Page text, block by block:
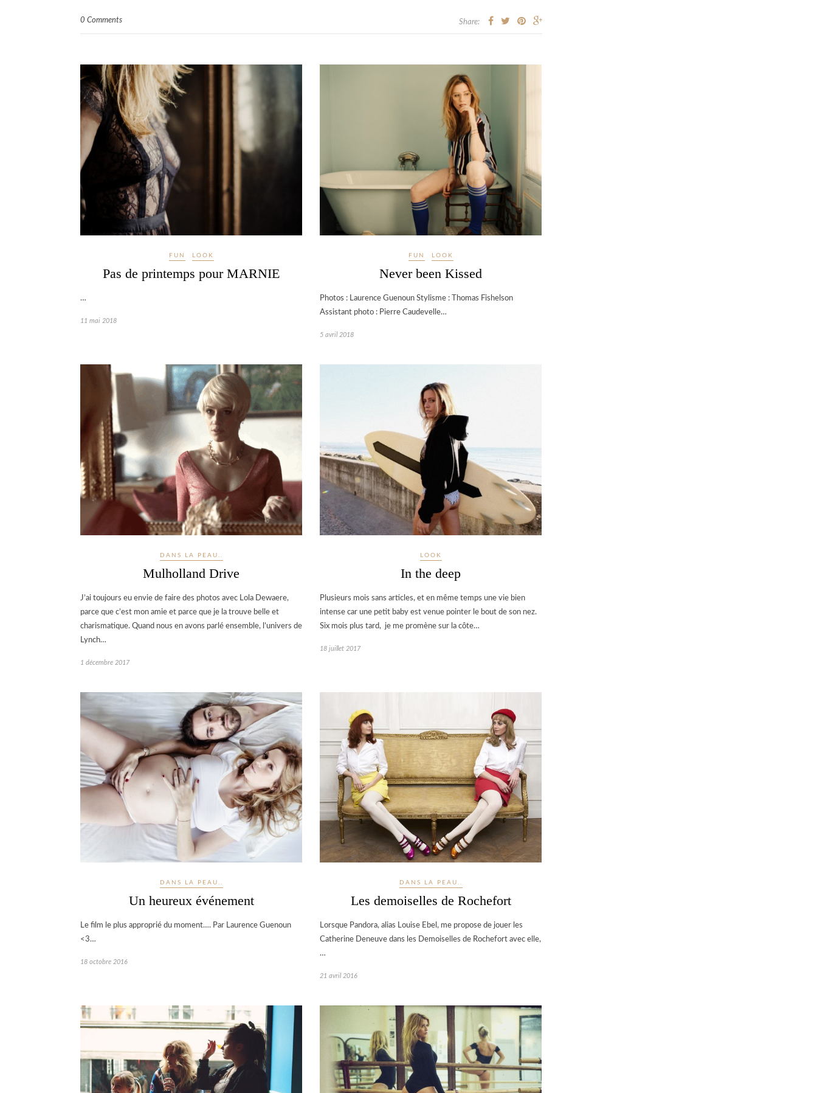
0 Comments Share:
FUN LOOK
Pas de printemps pour MARNIE
…
11 mai 2018
FUN LOOK
Never been Kissed
Photos : Laurence Guenoun Stylisme : Thomas Fishelson
Assistant photo : Pierre Caudevelle…
5 avril 2018
DANS LA PEAU..
Mulholland Drive
J’ai toujours eu envie de faire des photos avec Lola Dewaere,
parce que c’est mon amie et parce que je la trouve belle et
charismatique. Quand nous en avons parlé ensemble, l’univers de
Lynch…
1 décembre 2017
LOOK
In the deep
Plusieurs mois sans articles, et en même temps une vie bien
intense car une petit baby est venue pointer le bout de son nez.
Six mois plus tard, je me promène sur la côte…
18 juillet 2017
DANS LA PEAU..
Un heureux événement
Le film le plus approprié du moment…. Par Laurence Guenoun
<3…
18 octobre 2016
DANS LA PEAU..
Les demoiselles de Rochefort
Lorsque Pandora, alias Louise Ebel, me propose de jouer les
Catherine Deneuve dans les Demoiselles de Rochefort avec elle,
…
21 avril 2016